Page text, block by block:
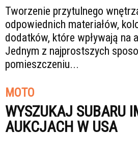
Tworzenie przytulnego
odpowiednich materiałów,
dodatków, które wpływają na
Jednym z najprostszych
pomieszczeniu...
MOTO
WYSZUKAJ SUBARU
AUKCJACH W USA